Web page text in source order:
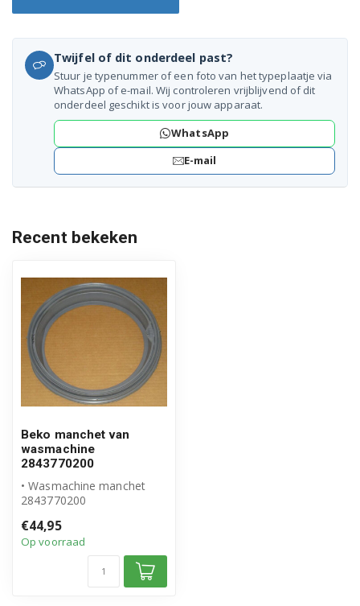
Twijfel of dit onderdeel past?
Stuur je typenummer of een foto van het typeplaatje via
WhatsApp of e-mail. Wij controleren vrijblijvend of dit
onderdeel geschikt is voor jouw apparaat.
WhatsApp
E-mail
Recent bekeken
Beko manchet van
wasmachine
2843770200
• Wasmachine manchet
2843770200
€44,95
Op voorraad